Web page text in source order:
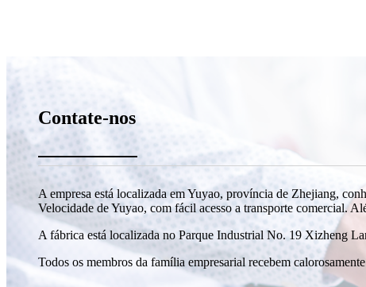
Contate-nos
A empresa está localizada em Yuyao, província de Zhejiang,
Velocidade de Yuyao, com fácil acesso a transporte comercial.
A fábrica está localizada no Parque Industrial No. 19 Xizheng
Todos os membros da família empresarial recebem